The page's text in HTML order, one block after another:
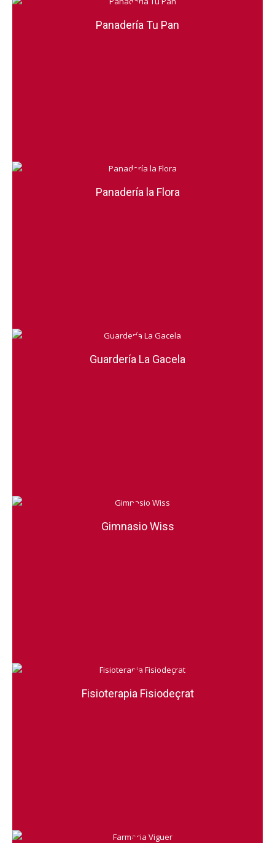
Panadería Tu Pan
Panadería la Flora
Guardería La Gacela
Gimnasio Wiss
Fisioterapia Fisiodeçrat